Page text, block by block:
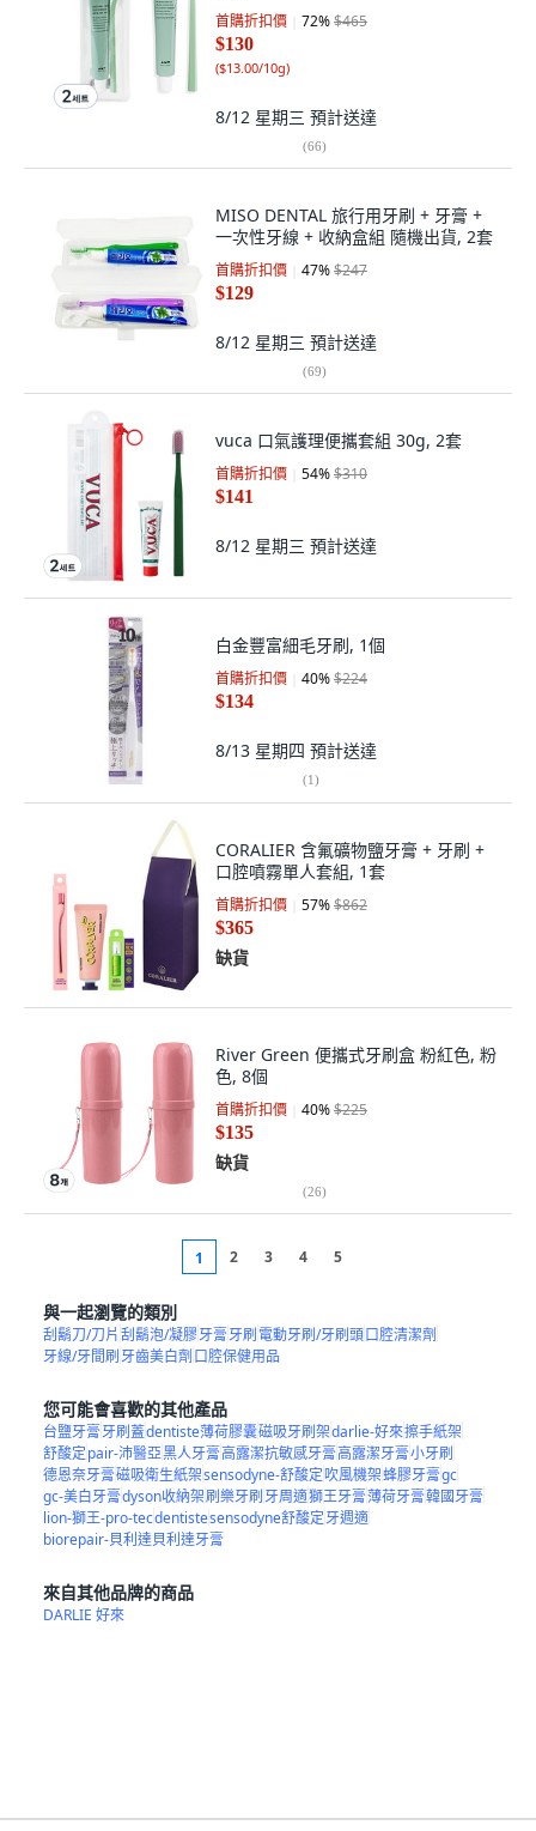
首購折扣價 72%$465
$130
($13.00/10g)
8/12 星期三 預計送達
(66)
MISO DENTAL 旅行用牙刷 + 牙膏 +
一次性牙線 + 收納盒組 隨機出貨, 2套
首購折扣價 47%$247
$129
8/12 星期三 預計送達
(69)
vuca 口氣護理便攜套組 30g, 2套
首購折扣價 54%$310
$141
8/12 星期三 預計送達
白金豐富細毛牙刷, 1個
首購折扣價 40%$224
$134
8/13 星期四 預計送達
(1)
CORALIER 含氟礦物鹽牙膏 + 牙刷 +
口腔噴霧單人套組, 1套
首購折扣價 57%$862
$365
缺貨
River Green 便攜式牙刷盒 粉紅色, 粉
色, 8個
首購折扣價 40%$225
$135
缺貨
(26)
1 2 3 4 5
與一起瀏覽的類別
刮鬍刀/刀片刮鬍泡/凝膠牙膏牙刷電動牙刷/牙刷頭口腔清潔劑
牙線/牙間刷牙齒美白劑口腔保健用品
您可能會喜歡的其他產品
台鹽牙膏牙刷蓋dentiste薄荷膠囊磁吸牙刷架darlie-好來擦手紙架
舒酸定pair-沛醫亞黑人牙膏高露潔抗敏感牙膏高露潔牙膏小牙刷
德恩奈牙膏磁吸衛生紙架sensodyne-舒酸定吹風機架蜂膠牙膏gc
gc-美白牙膏dyson收納架刷樂牙刷牙周適獅王牙膏薄荷牙膏韓國牙膏
lion-獅王-pro-tecdentistesensodyne舒酸定牙週適
biorepair-貝利達貝利達牙膏
來自其他品牌的商品
DARLIE 好來